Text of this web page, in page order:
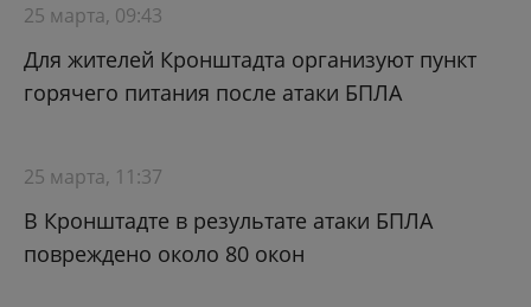
25 марта, 09:43
Для жителей Кронштадта организуют пункт
горячего питания после атаки БПЛА
25 марта, 11:37
В Кронштадте в результате атаки БПЛА
повреждено около 80 окон